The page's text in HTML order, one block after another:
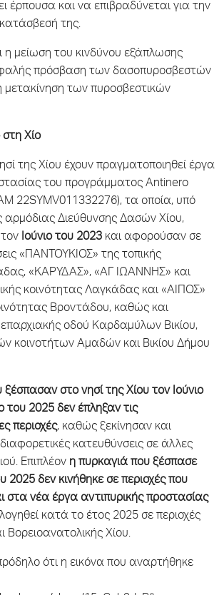
έρπουσα και να επιβραδύνεται για την
της.
η μείωση του κινδύνου εξάπλωσης
πρόσβαση των δασοπυροσβεστών
μετακίνηση των πυροσβεστικών
στη Χίο
της Χίου έχουν πραγματοποιηθεί έργα
του προγράμματος Antinero
22SYMV011332276), τα οποία, υπό
αρμόδιας Διεύθυνσης Δασών Χίου,
Ιούνιο του 2023 και αφορούσαν σε
«ΠΑΝΤΟΥΚΙΟΣ» της τοπικής
«ΚΑΡΥΔΑΣ», «ΑΓ ΙΩΑΝΝΗΣ» και
κοινότητας Λαγκάδας και «ΑΙΠΟΣ»
Βροντάδου, καθώς και
οδού Καρδαμύλων Βικίου,
κοινοτήτων Αμαδών και Βικίου Δήμου
ξέσπασαν στο νησί της Χίου τον Ιούνιο
του 2025 δεν έπληξαν τις
περιοχές, καθώς ξεκίνησαν και
κατευθύνσεις σε άλλες
Επιπλέον η πυρκαγιά που ξέσπασε
2025 δεν κινήθηκε σε περιοχές που
στα νέα έργα αντιπυρικής προστασίας
κατά το έτος 2025 σε περιοχές
Βορειοανατολικής Χίου.
ότι η εικόνα που αναρτήθηκε